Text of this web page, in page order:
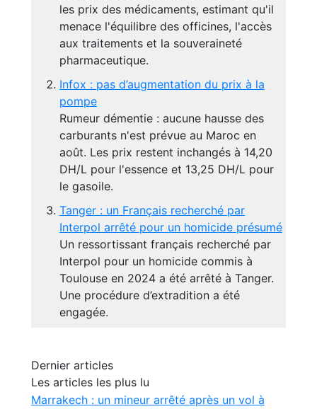
les prix des médicaments, estimant qu'il
menace l'équilibre des officines, l'accès
aux traitements et la souveraineté
pharmaceutique.
Infox : pas d’augmentation du prix à la
pompe
Rumeur démentie : aucune hausse des
carburants n'est prévue au Maroc en
août. Les prix restent inchangés à 14,20
DH/L pour l'essence et 13,25 DH/L pour
le gasoile.
Tanger : un Français recherché par
Interpol arrêté pour un homicide présumé
Un ressortissant français recherché par
Interpol pour un homicide commis à
Toulouse en 2024 a été arrêté à Tanger.
Une procédure d’extradition a été
engagée.
Dernier articles
Les articles les plus lu
Marrakech : un mineur arrêté après un vol à